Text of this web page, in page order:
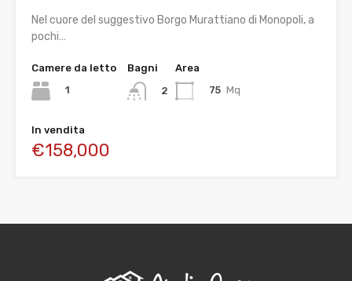
Nel cuore del suggestivo Borgo Murattiano di Monopoli, a
pochi…
Camere da letto
1
Bagni
2
Area
75 Mq
In vendita
€158,000